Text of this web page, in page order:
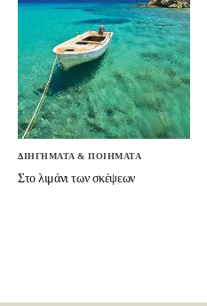
ΔΙΗΓΗΜΑΤΑ & ΠΟΙΗΜΑΤΑ
Στο λιμάνι των σκέψεων